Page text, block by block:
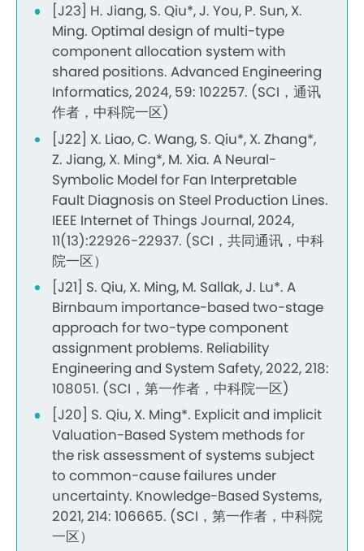
[J23] H. Jiang, S. Qiu*, J. You, P. Sun, X.
Ming. Optimal design of multi-type
component allocation system with
shared positions. Advanced Engineering
Informatics, 2024, 59: 102257. (SCI，通讯
作者，中科院一区)
[J22] X. Liao, C. Wang, S. Qiu*, X. Zhang*,
Z. Jiang, X. Ming*, M. Xia. A Neural-
Symbolic Model for Fan Interpretable
Fault Diagnosis on Steel Production Lines.
IEEE Internet of Things Journal, 2024,
11(13):22926-22937. (SCI，共同通讯，中科
院一区）
[J21] S. Qiu, X. Ming, M. Sallak, J. Lu*. A
Birnbaum importance-based two-stage
approach for two-type component
assignment problems. Reliability
Engineering and System Safety, 2022, 218:
108051. (SCI，第一作者，中科院一区)
[J20] S. Qiu, X. Ming*. Explicit and implicit
Valuation-Based System methods for
the risk assessment of systems subject
to common-cause failures under
uncertainty. Knowledge-Based Systems,
2021, 214: 106665. (SCI，第一作者，中科院
一区）